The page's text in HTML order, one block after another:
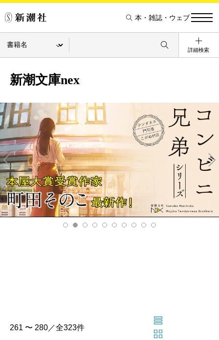
本・雑誌・ウェブ
詳細検索
新潮文庫nex
Pre
v
xt
261 〜 280／全323件